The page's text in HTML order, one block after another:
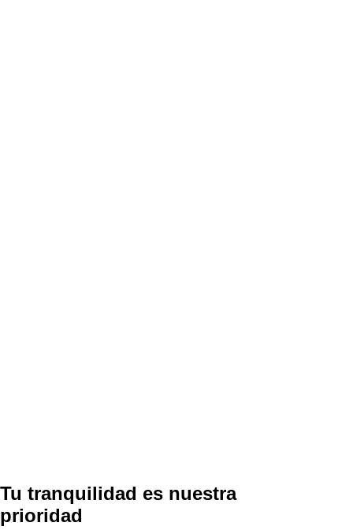
Tu tranquilidad es nuestra
prioridad